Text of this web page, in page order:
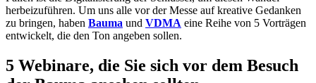
herbeizuführen. Um uns alle vor der Messe auf kreative Gedanken
zu bringen, haben Bauma und VDMA eine Reihe von 5 Vorträgen
entwickelt, die den Ton angeben sollen.
5 Webinare, die Sie sich vor dem Besuch